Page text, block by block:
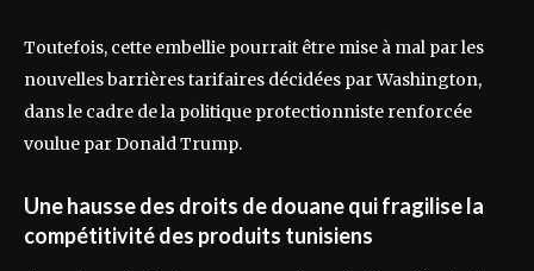
Toutefois, cette embellie pourrait être mise à mal par les
nouvelles barrières tarifaires décidées par Washington,
dans le cadre de la politique protectionniste renforcée
voulue par Donald Trump.
Une hausse des droits de douane qui fragilise la
compétitivité des produits tunisiens